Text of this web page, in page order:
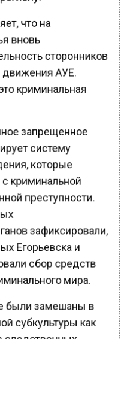
что на
вновь
сторонников
АУЕ.
криминальная
запрещенное
систему
которые
криминальной
преступности.
зафиксировали,
Егорьевска и
сбор средств
мира.
были замешаны в
субкультуры как
следственных